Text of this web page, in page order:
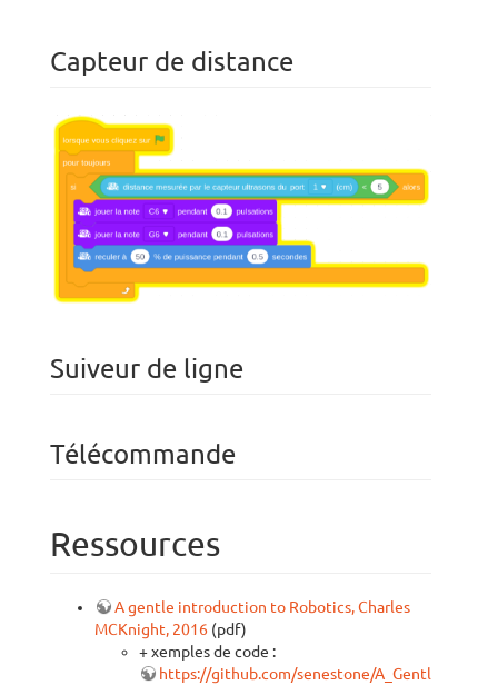
Capteur de distance
Suiveur de ligne
Télécommande
Ressources
A gentle introduction to Robotics, Charles
MCKnight, 2016 (pdf)
+ xemples de code :
https://github.com/senestone/